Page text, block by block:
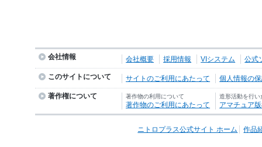
会社情報 会社概要 採用情報 VIシステム 公式
このサイトについて サイトのご利用にあたって 個人情報の
著作権について 著作物の利用について
著作物のご利用にあたって
造形活動を行い
アマチュア
ニトロプラス公式サイト ホーム 作品